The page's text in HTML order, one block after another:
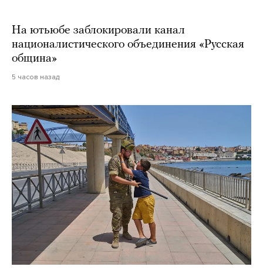
На ютьюбе заблокировали канал
националистического объединения «Русская
община»
5 часов назад